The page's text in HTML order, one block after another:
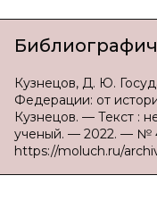
Кузнецов, Д. Ю.
Федерации: от
Кузнецов. — Текст :
ученый. — 2022. — №
https://moluch.ru/